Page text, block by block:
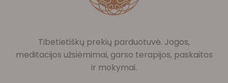
Tibetietiškų prekių parduotuvė. Jogos,
meditacijos užsiėmimai, garso terapijos, paskaitos
ir mokymai.